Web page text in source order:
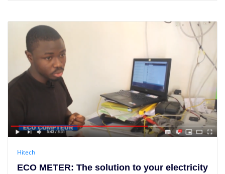
Hitech
ECO METER: The solution to your electricity